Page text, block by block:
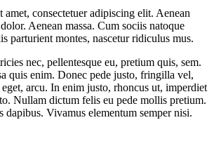
consectetuer adipiscing elit. Aenean
Aenean massa. Cum sociis natoque
parturient montes, nascetur ridiculus mus.
nec, pellentesque eu, pretium quis, sem.
quis enim. Donec pede justo, fringilla vel,
arcu. In enim justo, rhoncus ut, imperdiet
Nullam dictum felis eu pede mollis pretium.
dapibus. Vivamus elementum semper nisi.